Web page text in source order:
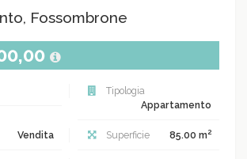
Fossombrone
Tipologia
Appartamento
Vendita Superficie 85.00 m2